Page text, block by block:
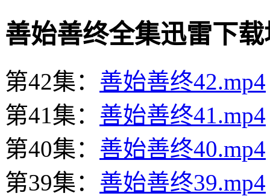
善始善终全集迅雷下载
第42集： 善始善终42.mp4
第41集： 善始善终41.mp4
第40集： 善始善终40.mp4
第39集： 善始善终39.mp4